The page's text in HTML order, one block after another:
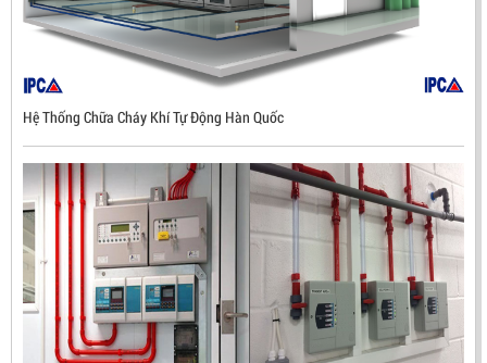
ĐẦU BÁO LỬA CHỐNG NỔ UV/IR- UX300 –
MEKASENTRON KOREA
LIÊN HỆ
Mã sản phẩm: UX300
Hệ Thống Chữa Cháy Khí Tự Động Hàn Quốc